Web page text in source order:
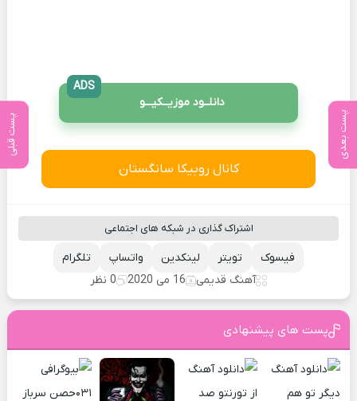
پست بعدی پست قبلی
دانلــود موزیــکیـــو
ADS
کانال روبیکا سانگستان
اشتراک گذاری در شبکه های اجتماعی
تلگرام واتساپ لینکدین تویتر
فیسوک
آهنگ قدیمی
16 می 2020 0 نظر
پست های پیشنهادی